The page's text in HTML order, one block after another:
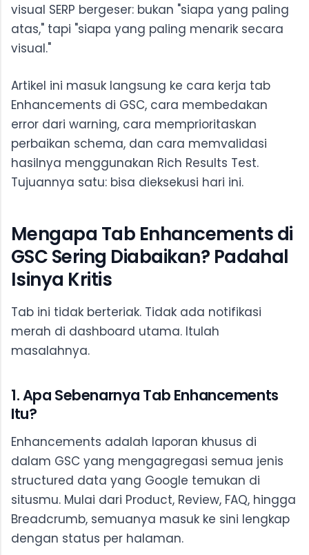
visual SERP bergeser: bukan "siapa yang paling
atas," tapi "siapa yang paling menarik secara
visual."
Artikel ini masuk langsung ke cara kerja tab
Enhancements di GSC, cara membedakan
error dari warning, cara memprioritaskan
perbaikan schema, dan cara memvalidasi
hasilnya menggunakan Rich Results Test.
Tujuannya satu: bisa dieksekusi hari ini.
Mengapa Tab Enhancements di
GSC Sering Diabaikan? Padahal
Isinya Kritis
Tab ini tidak berteriak. Tidak ada notifikasi
merah di dashboard utama. Itulah
masalahnya.
1. Apa Sebenarnya Tab Enhancements
Itu?
Enhancements adalah laporan khusus di
dalam GSC yang mengagregasi semua jenis
structured data yang Google temukan di
situsmu. Mulai dari Product, Review, FAQ, hingga
Breadcrumb, semuanya masuk ke sini lengkap
dengan status per halaman.